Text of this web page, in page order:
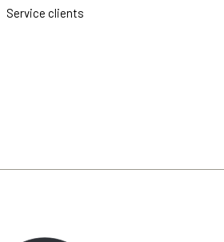
Service clients